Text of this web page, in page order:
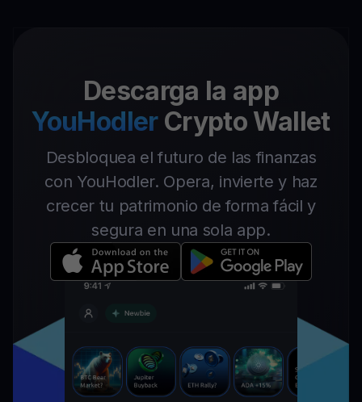
Descarga la app
YouHodler Crypto Wallet
Desbloquea el futuro de las finanzas
con YouHodler. Opera, invierte y haz
crecer tu patrimonio de forma fácil y
segura en una sola app.